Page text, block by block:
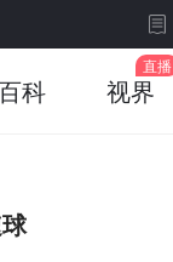
科 视界